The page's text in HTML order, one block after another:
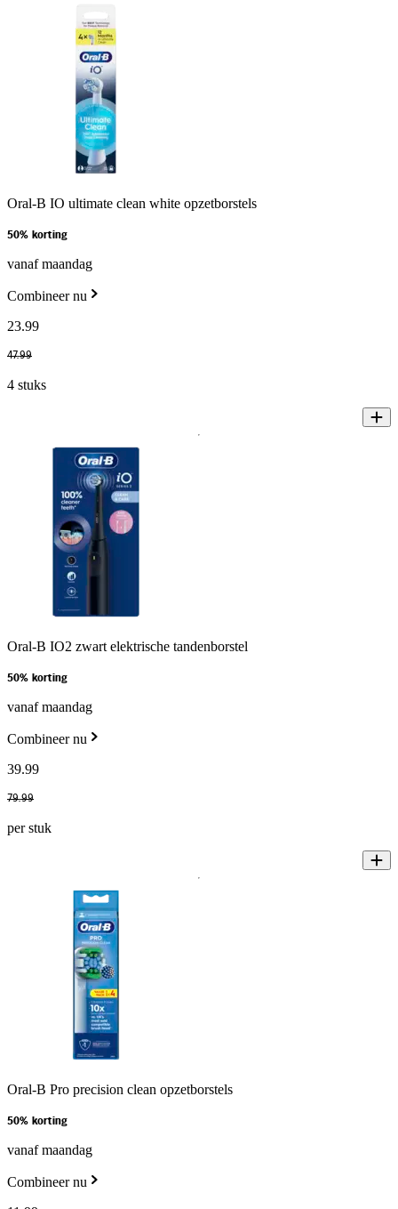
Oral-B IO ultimate clean white opzetborstels
50% korting
vanaf maandag
Combineer nu
23.99
47.99
4 stuks
Oral-B IO2 zwart elektrische tandenborstel
50% korting
vanaf maandag
Combineer nu
39.99
79.99
per stuk
Oral-B Pro precision clean opzetborstels
50% korting
vanaf maandag
Combineer nu